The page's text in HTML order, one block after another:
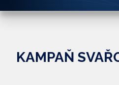
KAMPAŇ